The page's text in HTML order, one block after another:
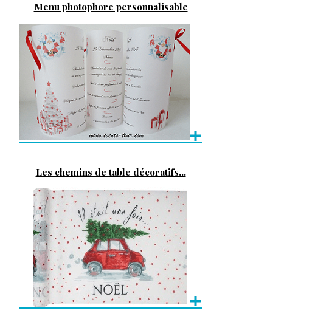
Menu photophore personnalisable
Les chemins de table décoratifs...